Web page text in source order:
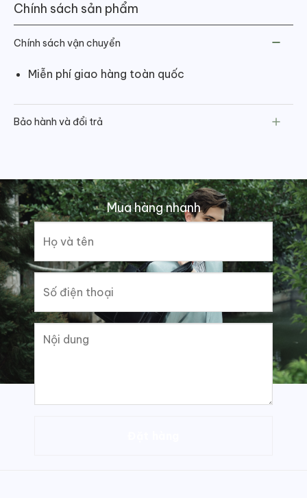
Chính sách sản phẩm
Chính sách vận chuyển
Miễn phí giao hàng toàn quốc
Bảo hành và đổi trả
Mua hàng nhanh